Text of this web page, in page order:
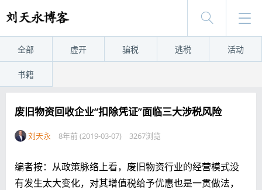
全部 虚开 骗税 逃税 活动
书籍
废旧物资回收企业“扣除凭证”面临三大涉税风险
刘天永 8年前 (2019-03-07) 3267浏览
编者按：从政策脉络上看，废旧物资行业的经营模式没
有发生太大变化，对其增值税给予优惠也是一贯做法，